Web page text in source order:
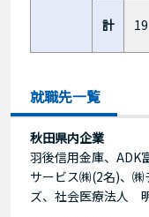
計 19
就職先一覧
秋田県内企業
羽後信用金庫、ADK
サービス㈱(2名)、
ズ、社会医療法人